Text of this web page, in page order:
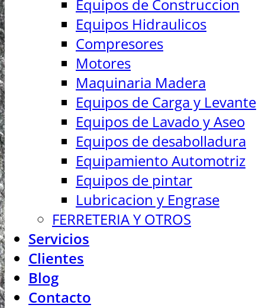
Equipos de Construccion
Equipos Hidraulicos
Compresores
Motores
Maquinaria Madera
Equipos de Carga y Levante
Equipos de Lavado y Aseo
Equipos de desabolladura
Equipamiento Automotriz
Equipos de pintar
Lubricacion y Engrase
FERRETERIA Y OTROS
Servicios
Clientes
Blog
Contacto